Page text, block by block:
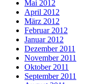
Mai 2012
April 2012
März 2012
Februar 2012
Januar 2012
Dezember 2011
November 2011
Oktober 2011
September 2011